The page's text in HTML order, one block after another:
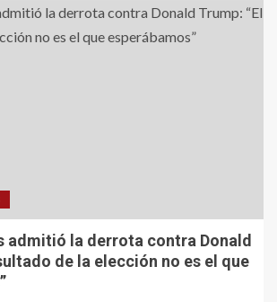
admitió la derrota contra Donald
de la elección no es el que